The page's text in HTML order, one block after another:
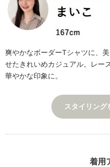
爽やかなボーダーTシャツに、
せたきれいめカジュアル。レー
華やかな印象に。
スタイリン
着用